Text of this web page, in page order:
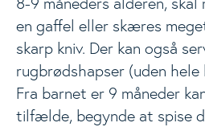
en gaffel eller skæres
skarp kniv. Der kan også
rugbrødshapser (uden
Fra barnet er 9 måneder
tilfælde, begynde at spise